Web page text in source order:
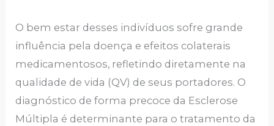
O bem estar desses indivíduos sofre grande
influência pela doença e efeitos colaterais
medicamentosos, refletindo diretamente na
qualidade de vida (QV) de seus portadores. O
diagnóstico de forma precoce da Esclerose
Múltipla é determinante para o tratamento da